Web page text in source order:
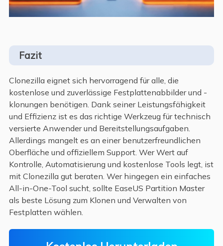
Fazit
Clonezilla eignet sich hervorragend für alle, die
kostenlose und zuverlässige Festplattenabbilder und -
klonungen benötigen. Dank seiner Leistungsfähigkeit
und Effizienz ist es das richtige Werkzeug für technisch
versierte Anwender und Bereitstellungsaufgaben.
Allerdings mangelt es an einer benutzerfreundlichen
Oberfläche und offiziellem Support. Wer Wert auf
Kontrolle, Automatisierung und kostenlose Tools legt, ist
mit Clonezilla gut beraten. Wer hingegen ein einfaches
All-in-One-Tool sucht, sollte EaseUS Partition Master
als beste Lösung zum Klonen und Verwalten von
Festplatten wählen.